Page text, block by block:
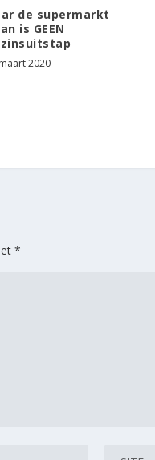
de supermarkt
is GEEN
2020
*